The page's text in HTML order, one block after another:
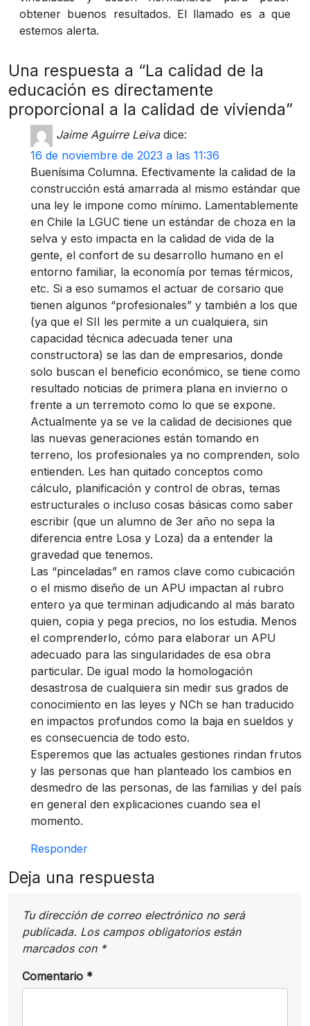
obtener buenos resultados. El llamado es a que
estemos alerta.
Una respuesta a “La calidad de la
educación es directamente
proporcional a la calidad de vivienda”
Jaime Aguirre Leiva dice:
16 de noviembre de 2023 a las 11:36
Buenísima Columna. Efectivamente la calidad de la
construcción está amarrada al mismo estándar que
una ley le impone como mínimo. Lamentablemente
en Chile la LGUC tiene un estándar de choza en la
selva y esto impacta en la calidad de vida de la
gente, el confort de su desarrollo humano en el
entorno familiar, la economía por temas térmicos,
etc. Si a eso sumamos el actuar de corsario que
tienen algunos “profesionales” y también a los que
(ya que el SII les permite a un cualquiera, sin
capacidad técnica adecuada tener una
constructora) se las dan de empresarios, donde
solo buscan el beneficio económico, se tiene como
resultado noticias de primera plana en invierno o
frente a un terremoto como lo que se expone.
Actualmente ya se ve la calidad de decisiones que
las nuevas generaciones están tomando en
terreno, los profesionales ya no comprenden, solo
entienden. Les han quitado conceptos como
cálculo, planificación y control de obras, temas
estructurales o incluso cosas básicas como saber
escribir (que un alumno de 3er año no sepa la
diferencia entre Losa y Loza) da a entender la
gravedad que tenemos.
Las “pinceladas” en ramos clave como cubicación
o el mismo diseño de un APU impactan al rubro
entero ya que terminan adjudicando al más barato
quien, copia y pega precios, no los estudia. Menos
el comprenderlo, cómo para elaborar un APU
adecuado para las singularidades de esa obra
particular. De igual modo la homologación
desastrosa de cualquiera sin medir sus grados de
conocimiento en las leyes y NCh se han traducido
en impactos profundos como la baja en sueldos y
es consecuencia de todo esto.
Esperemos que las actuales gestiones rindan frutos
y las personas que han planteado los cambios en
desmedro de las personas, de las familias y del país
en general den explicaciones cuando sea el
momento.
Responder
Deja una respuesta
Tu dirección de correo electrónico no será
publicada. Los campos obligatorios están
marcados con *
Comentario *